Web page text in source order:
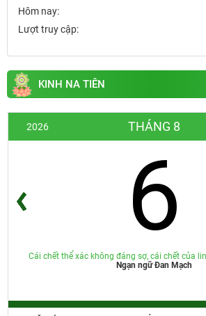
Hôm nay:
Lượt truy cập:
KINH NA TIÊN
2026 THÁNG 8
6
Cái chết thể xác không đáng sợ, cái chết của
Ngạn ngữ Đan Mạch